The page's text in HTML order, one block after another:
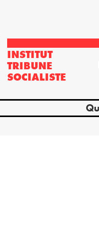
INSTITUT
TRIBUNE
SOCIALISTE